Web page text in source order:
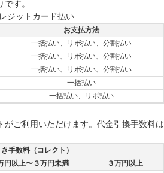
す。
お支払方法
一括払い、リボ払い、分割払い
一括払い、リボ払い、分割払い
一括払い、リボ払い、分割払い
一括払い
一括払い、リボ払い
がご利用いただけます。代金引換手数料は
手数料（コレクト）
円以上〜３万円未満
３万円以上